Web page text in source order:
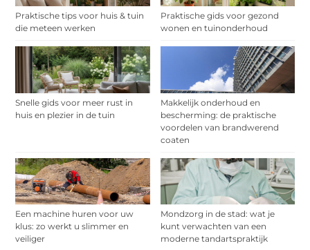
Praktische tips voor huis & tuin
die meteen werken
Praktische gids voor gezond
wonen en tuinonderhoud
Snelle gids voor meer rust in
huis en plezier in de tuin
Makkelijk onderhoud en
bescherming: de praktische
voordelen van brandwerend
coaten
Een machine huren voor uw
klus: zo werkt u slimmer en
veiliger
Mondzorg in de stad: wat je
kunt verwachten van een
moderne tandartspraktijk